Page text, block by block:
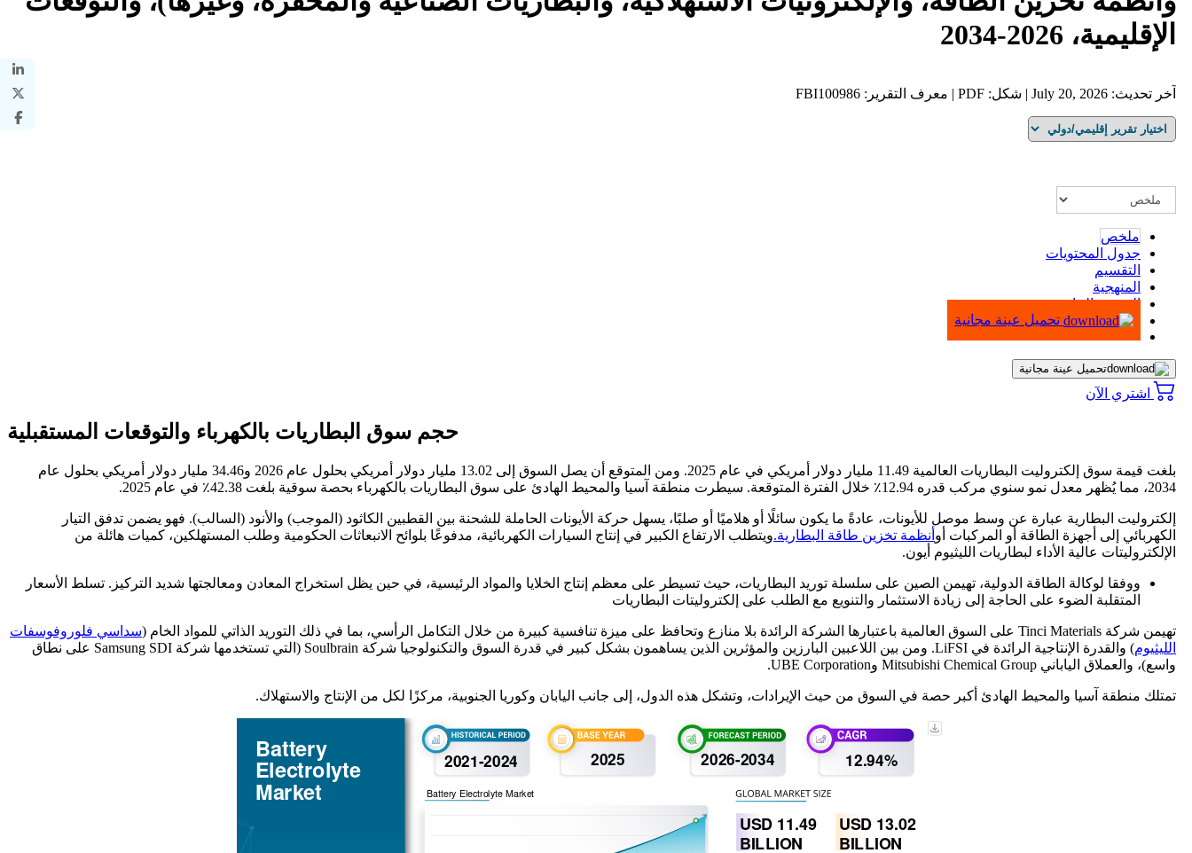
الإقليمية، 2026-2034
آخر تحديث: July 20, 2026 | شكل: PDF | معرف التقرير: FBI100986
ملخص
جدول المحتويات
التقسيم
المنهجية
الرسوم البيانية
تحميل عينة مجانية
تحميل عينة مجانية
اشتري الآن
حجم سوق البطاريات بالكهرباء والتوقعات المستقبلية
بلغت قيمة سوق إلكتروليت البطاريات العالمية 11.49 مليار دولار أمريكي في عام 2025. ومن المتوقع أن يصل السوق إلى 13.02 مليار دولار أمريكي بحلول عام 2026 و34.46 مليار دولار أمريكي بحلول عام
2034، مما يُظهر معدل نمو سنوي مركب قدره 12.94٪ خلال الفترة المتوقعة. سيطرت منطقة آسيا والمحيط الهادئ على سوق البطاريات بالكهرباء بحصة سوقية بلغت 42.38٪ في عام 2025.
إلكتروليت البطارية عبارة عن وسط موصل للأيونات، عادةً ما يكون سائلًا أو هلاميًا أو صلبًا، يسهل حركة الأيونات الحاملة للشحنة بين القطبين الكاثود (الموجب) والأنود (السالب). فهو يضمن تدفق التيار
الكهربائي إلى أجهزة الطاقة أو المركبات أو أنظمة تخزين طاقة البطارية.ويتطلب الارتفاع الكبير في إنتاج السيارات الكهربائية، مدفوعًا بلوائح الانبعاثات الحكومية وطلب المستهلكين، كميات هائلة من
الإلكتروليتات عالية الأداء لبطاريات الليثيوم أيون.
ووفقا لوكالة الطاقة الدولية، تهيمن الصين على سلسلة توريد البطاريات، حيث تسيطر على معظم إنتاج الخلايا والمواد الرئيسية، في حين يظل استخراج المعادن ومعالجتها شديد التركيز. تسلط الأسعار
المتقلبة الضوء على الحاجة إلى زيادة الاستثمار والتنويع مع الطلب على إلكتروليتات البطاريات
تهيمن شركة Tinci Materials على السوق العالمية باعتبارها الشركة الرائدة بلا منازع وتحافظ على ميزة تنافسية كبيرة من خلال التكامل الرأسي، بما في ذلك التوريد الذاتي للمواد الخام (
سداسي فلوروفوسفات
الليثيوم
) والقدرة الإنتاجية الرائدة في LiFSI. ومن بين اللاعبين البارزين والمؤثرين الذين يساهمون بشكل كبير في قدرة السوق والتكنولوجيا شركة Soulbrain (التي تستخدمها شركة Samsung SDI على نطاق
واسع)، والعملاق الياباني Mitsubishi Chemical Group وUBE Corporation.
تمتلك منطقة آسيا والمحيط الهادئ أكبر حصة في السوق من حيث الإيرادات، وتشكل هذه الدول، إلى جانب اليابان وكوريا الجنوبية، مركزًا لكل من الإنتاج والاستهلاك.